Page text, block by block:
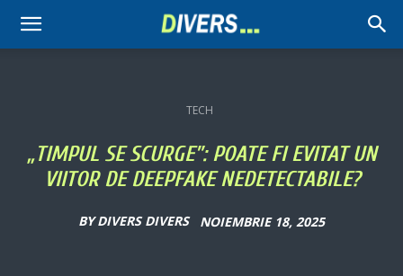
Divers
TECH
„TIMPUL SE SCURGE”: POATE FI EVITAT UN
VIITOR DE DEEPFAKE NEDETECTABILE?
BY DIVERS DIVERS NOIEMBRIE 18, 2025